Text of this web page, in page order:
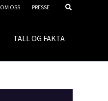
OM OSS PRESSE
TALL OG FAKTA